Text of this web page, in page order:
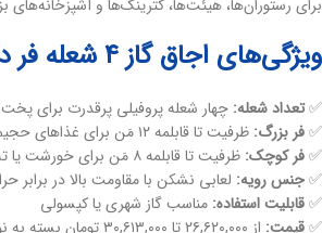
برای رستوران‌ها، هیئت‌ها، کترینگ‌ها و
ویژگی‌های اجاق گاز ۴ شعله فر دار:
✅تعداد شعله: چهار شعله پروفیلی پرقدرت برای
✅فر بزرگ: ظرفیت تا قابلمه ۱۲ مَن برای غذاهای حجیم
✅فر کوچک: ظرفیت تا قابلمه ۸ مَن برای خورشت یا ته‌دیگ
✅جنس رویه: لعابی نشکن با مقاومت بالا در برابر
✅قابلیت استفاده: مناسب گاز شهری یا کپسولی
✅قیمت: از ۲۶,۶۲۰,۰۰۰ تا ۳۰,۶۱۳,۰۰۰ تومان بسته به نوع و ظرفیت